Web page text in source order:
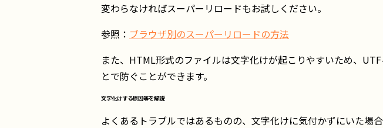
変わらなければスーパーリロードもお試しください。
参照： ブラウザ別のスーパーリロードの方法
また、HTML形式のファイルは文字化けが起こりやすいため、
とで防ぐことができます。
文字化けする原因等を解説
よくあるトラブルではあるものの、文字化けに気付かずにいた場